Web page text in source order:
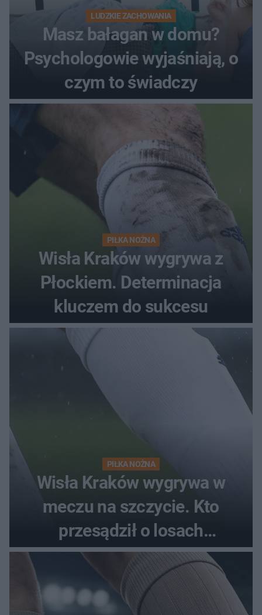
LUDZKIE ZACHOWANIA
Masz bałagan w domu?
Psychologowie wyjaśniają, o
czym to świadczy
PIŁKA NOŻNA
Wisła Kraków wygrywa z
Płockiem. Determinacja
kluczem do sukcesu
PIŁKA NOŻNA
Wisła Kraków wygrywa w
meczu na szczycie. Kto
przesądził o losach
spotkania?